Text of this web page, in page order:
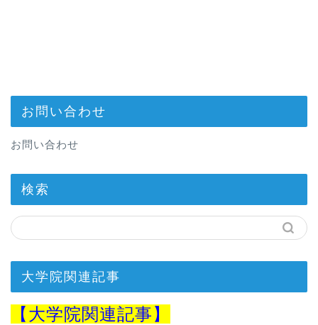
お問い合わせ
お問い合わせ
検索
大学院関連記事
【 大学院関連記事】